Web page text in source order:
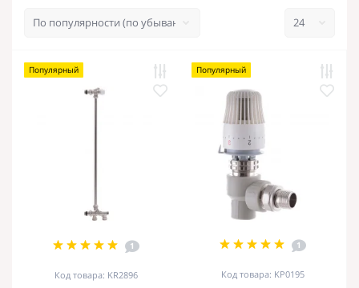
Популярный
1
Код товара: KR2896
Популярный
1
Код товара: KP0195